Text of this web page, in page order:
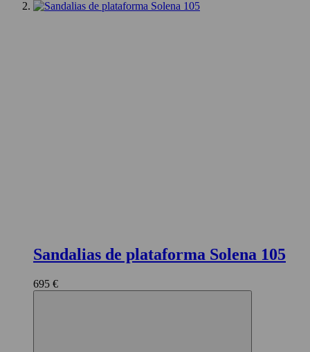
Sandalias de plataforma Solena 105
695 €